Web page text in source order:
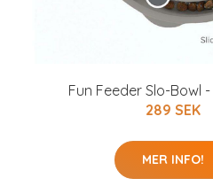
Fun Feeder Slo-Bowl
289 SEK
MER INFO!